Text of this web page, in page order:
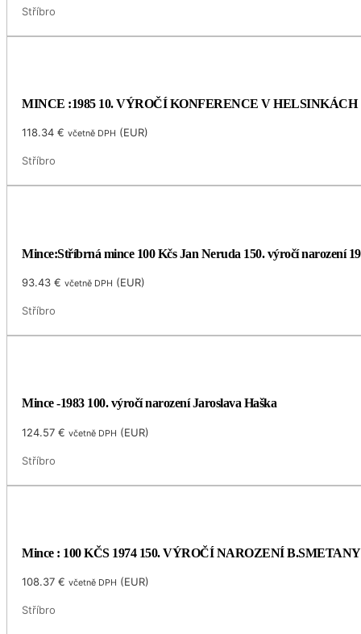
Stříbro
MINCE :1985 10. VÝROČÍ KONFERENCE V HELSINKÁCH
118.34€ včetně DPH (EUR)
Stříbro
Mince:Stříbrná mince 100 Kčs Jan Neruda 150. výročí narození
93.43€ včetně DPH (EUR)
Stříbro
Mince -1983 100. výročí narození Jaroslava Haška
124.57€ včetně DPH (EUR)
Stříbro
Mince : 100 KČS 1974 150. VÝROČÍ NAROZENÍ B.SMETANY
108.37€ včetně DPH (EUR)
Stříbro